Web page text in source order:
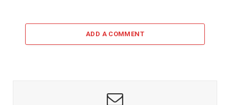
ADD A COMMENT